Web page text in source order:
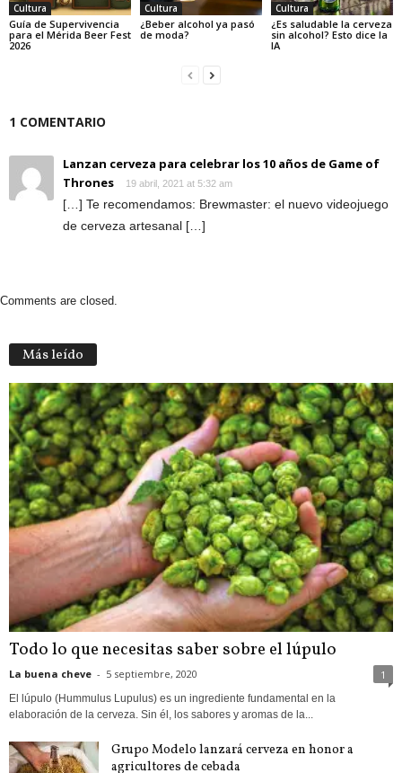
Cultura
Guía de Supervivencia
para el Mérida Beer Fest
2026
Cultura
¿Beber alcohol ya pasó
de moda?
Cultura
¿Es saludable la cerveza
sin alcohol? Esto dice la
IA
1 COMENTARIO
Lanzan cerveza para celebrar los 10 años de Game of
Thrones
19 abril, 2021 at 5:32 am
[…] Te recomendamos: Brewmaster: el nuevo videojuego
de cerveza artesanal […]
Comments are closed.
Más leído
Todo lo que necesitas saber sobre el lúpulo
La buena cheve - 5 septiembre, 2020 1
El lúpulo (Hummulus Lupulus) es un ingrediente fundamental en la
elaboración de la cerveza. Sin él, los sabores y aromas de la...
Grupo Modelo lanzará cerveza en honor a
agricultores de cebada